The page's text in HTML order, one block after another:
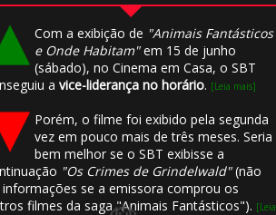
Com a exibição de "Animais Fantásticos
e Onde Habitam"em 15 de junho
(sábado), no Cinema em Casa, o SBT
a vice-liderança no horário. [Leia mais]
Porém, o filme foi exibido pela segunda
vez em pouco mais de três meses. Seria
bem melhor se o SBT exibisse a
"Os Crimes de Grindelwald"(não
informações se a emissora comprou os
filmes da saga "Animais Fantásticos"). [Leia
🎈
1️⃣ 8️⃣
1️⃣ 8️⃣